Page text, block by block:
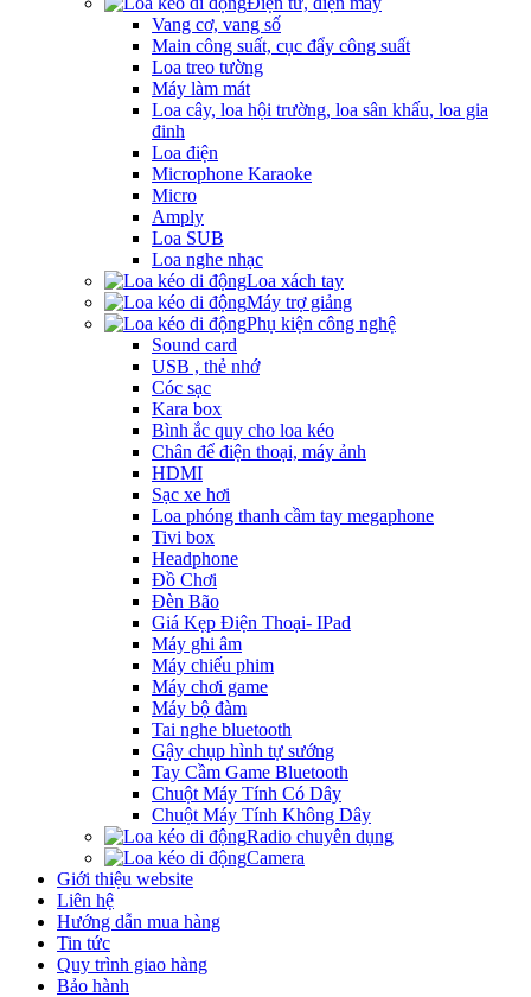
Vang cơ, vang số
Main công suất, cục đẩy công suất
Loa treo tường
Máy làm mát
Loa cây, loa hội trường, loa sân khấu, loa gia
đinh
Loa điện
Microphone Karaoke
Micro
Amply
Loa SUB
Loa nghe nhạc
Loa xách tay
Máy trợ giảng
Phụ kiện công nghệ
Sound card
USB , thẻ nhớ
Cóc sạc
Kara box
Bình ắc quy cho loa kéo
Chân để điện thoại, máy ảnh
HDMI
Sạc xe hơi
Loa phóng thanh cầm tay megaphone
Tivi box
Headphone
Đồ Chơi
Đèn Bão
Giá Kẹp Điện Thoại- IPad
Máy ghi âm
Máy chiếu phim
Máy chơi game
Máy bộ đàm
Tai nghe bluetooth
Gậy chụp hình tự sướng
Tay Cầm Game Bluetooth
Chuột Máy Tính Có Dây
Chuột Máy Tính Không Dây
Radio chuyên dụng
Camera
Giới thiệu website
Liên hệ
Hướng dẫn mua hàng
Tin tức
Quy trình giao hàng
Bảo hành